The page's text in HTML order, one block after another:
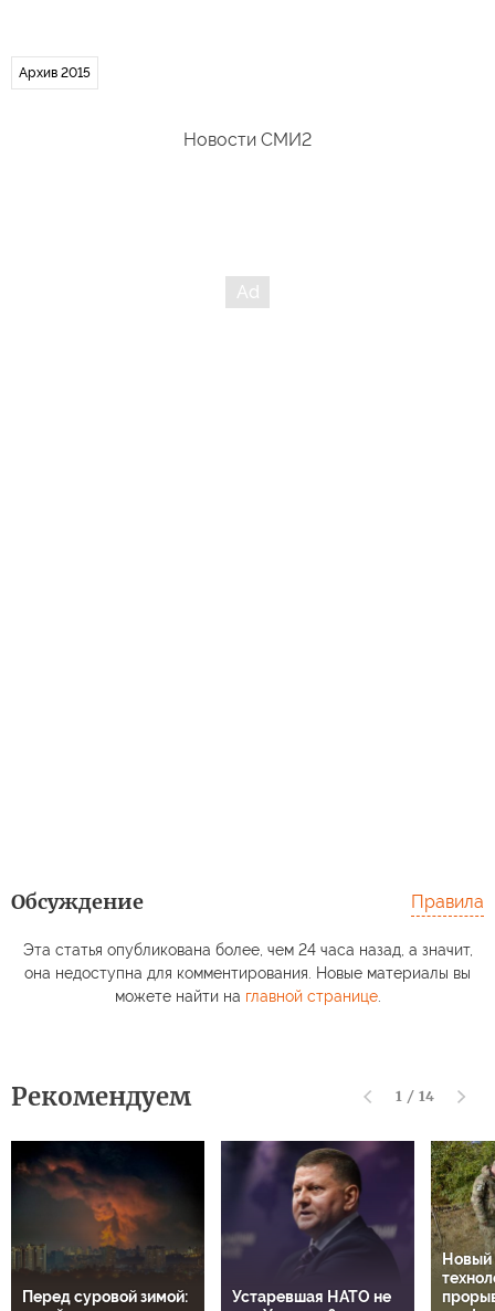
Архив 2015
Новости СМИ2
Обсуждение Правила
Эта статья опубликована более, чем 24 часа назад, а значит,
она недоступна для комментирования. Новые материалы вы
можете найти на главной странице.
Рекомендуем 1 / 14
Перед суровой зимой:
Устаревшая НАТО не
Новый